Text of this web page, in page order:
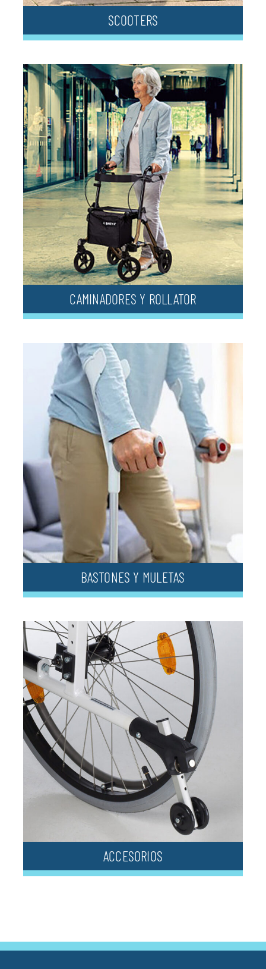
SCOOTERS
CAMINADORES Y ROLLATOR
BASTONES Y MULETAS
ACCESORIOS